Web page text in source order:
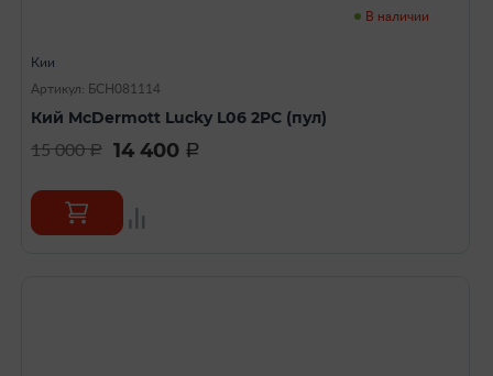
В наличии
Кии
Артикул: БСН081114
Кий McDermott Lucky L06 2PC (пул)
15 000a 14 400 a